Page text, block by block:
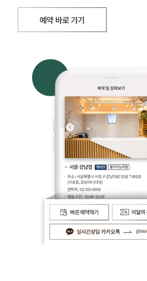
예약 바로 가기